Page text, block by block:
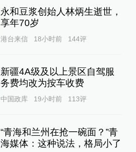
永和豆浆创始人林炳生逝世，
享年70岁
港台来信 18小时前 144评
新疆4A级及以上景区自驾服
务费均改为按车收费
中国政库 19小时前 113评
“青海和兰州在抢一碗面？”青
海媒体：这种说法，格局小了